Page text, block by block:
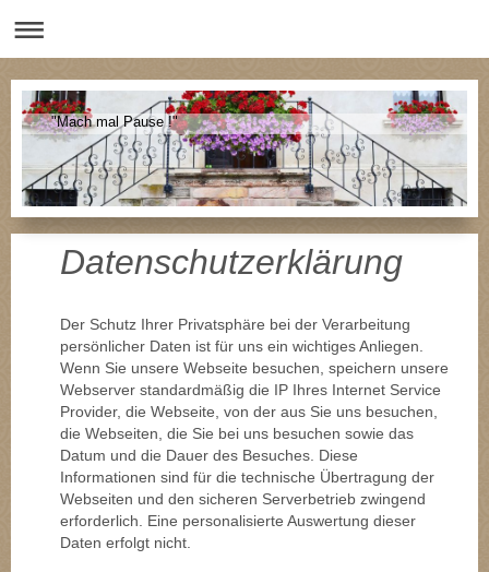
"Mach mal Pause !"
Datenschutzerklärung
Der Schutz Ihrer Privatsphäre bei der Verarbeitung
persönlicher Daten ist für uns ein wichtiges Anliegen.
Wenn Sie unsere Webseite besuchen, speichern unsere
Webserver standardmäßig die IP Ihres Internet Service
Provider, die Webseite, von der aus Sie uns besuchen,
die Webseiten, die Sie bei uns besuchen sowie das
Datum und die Dauer des Besuches. Diese
Informationen sind für die technische Übertragung der
Webseiten und den sicheren Serverbetrieb zwingend
erforderlich. Eine personalisierte Auswertung dieser
Daten erfolgt nicht.